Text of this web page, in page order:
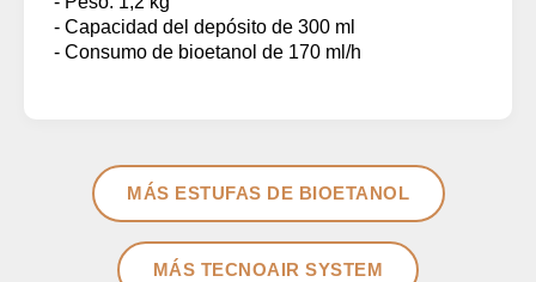
- Capacidad del depósito de 300 ml
- Consumo de bioetanol de 170 ml/h
MÁS ESTUFAS DE BIOETANOL
MÁS TECNOAIR SYSTEM